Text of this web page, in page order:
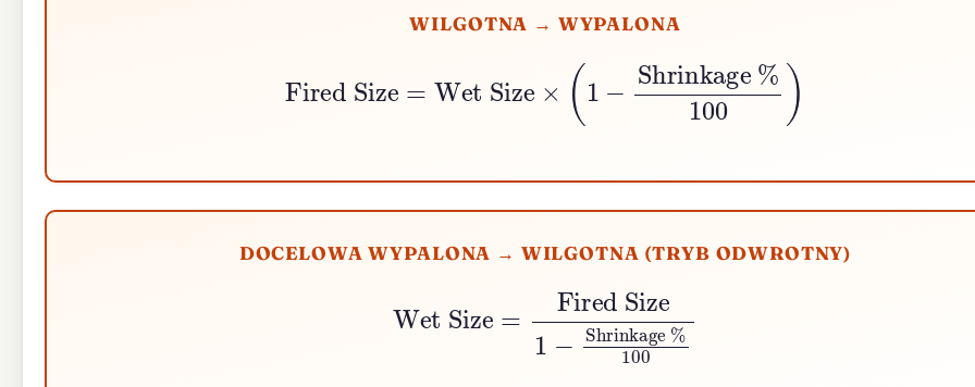
WILGOTNA → WYPALONA
− Shrinkage%100 )
DOCELOWA WYPALONA → WILGOTNA (TRYB ODWROTNY)
1−Shrinkage